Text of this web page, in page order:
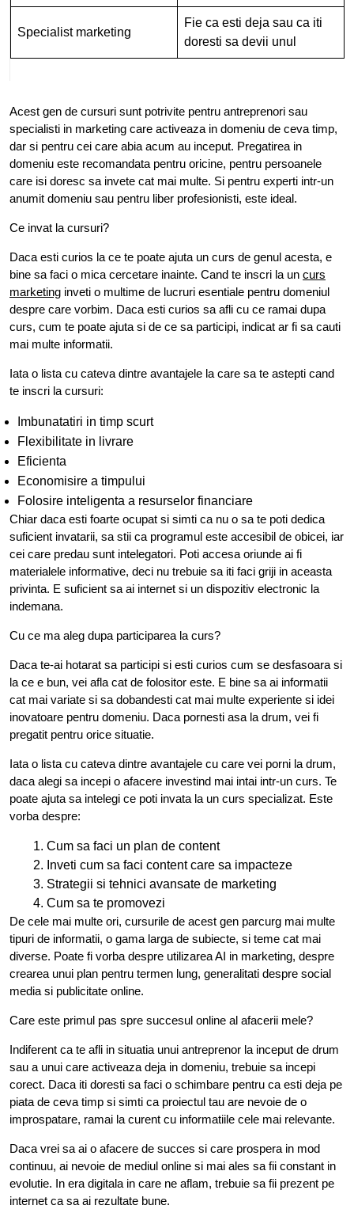
Specialist marketing
Fie ca esti deja sau ca iti
doresti sa devii unul
Acest gen de cursuri sunt potrivite pentru antreprenori sau
specialisti in marketing care activeaza in domeniu de ceva timp,
dar si pentru cei care abia acum au inceput. Pregatirea in
domeniu este recomandata pentru oricine, pentru persoanele
care isi doresc sa invete cat mai multe. Si pentru experti intr-un
anumit domeniu sau pentru liber profesionisti, este ideal.
Ce invat la cursuri?
Daca esti curios la ce te poate ajuta un curs de genul acesta, e
bine sa faci o mica cercetare inainte. Cand te inscri la un curs
marketing inveti o multime de lucruri esentiale pentru domeniul
despre care vorbim. Daca esti curios sa afli cu ce ramai dupa
curs, cum te poate ajuta si de ce sa participi, indicat ar fi sa cauti
mai multe informatii.
Iata o lista cu cateva dintre avantajele la care sa te astepti cand
te inscri la cursuri:
Imbunatatiri in timp scurt
Flexibilitate in livrare
Eficienta
Economisire a timpului
Folosire inteligenta a resurselor financiare
Chiar daca esti foarte ocupat si simti ca nu o sa te poti dedica
suficient invatarii, sa stii ca programul este accesibil de obicei, iar
cei care predau sunt intelegatori. Poti accesa oriunde ai fi
materialele informative, deci nu trebuie sa iti faci griji in aceasta
privinta. E suficient sa ai internet si un dispozitiv electronic la
indemana.
Cu ce ma aleg dupa participarea la curs?
Daca te-ai hotarat sa participi si esti curios cum se desfasoara si
la ce e bun, vei afla cat de folositor este. E bine sa ai informatii
cat mai variate si sa dobandesti cat mai multe experiente si idei
inovatoare pentru domeniu. Daca pornesti asa la drum, vei fi
pregatit pentru orice situatie.
Iata o lista cu cateva dintre avantajele cu care vei porni la drum,
daca alegi sa incepi o afacere investind mai intai intr-un curs. Te
poate ajuta sa intelegi ce poti invata la un curs specializat. Este
vorba despre:
Cum sa faci un plan de content
Inveti cum sa faci content care sa impacteze
Strategii si tehnici avansate de marketing
Cum sa te promovezi
De cele mai multe ori, cursurile de acest gen parcurg mai multe
tipuri de informatii, o gama larga de subiecte, si teme cat mai
diverse. Poate fi vorba despre utilizarea AI in marketing, despre
crearea unui plan pentru termen lung, generalitati despre social
media si publicitate online.
Care este primul pas spre succesul online al afacerii mele?
Indiferent ca te afli in situatia unui antreprenor la inceput de drum
sau a unui care activeaza deja in domeniu, trebuie sa incepi
corect. Daca iti doresti sa faci o schimbare pentru ca esti deja pe
piata de ceva timp si simti ca proiectul tau are nevoie de o
improspatare, ramai la curent cu informatiile cele mai relevante.
Daca vrei sa ai o afacere de succes si care prospera in mod
continuu, ai nevoie de mediul online si mai ales sa fii constant in
evolutie. In era digitala in care ne aflam, trebuie sa fii prezent pe
internet ca sa ai rezultate bune.